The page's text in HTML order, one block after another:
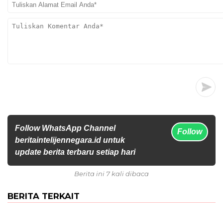
Follow WhatsApp Channel
beritaintelijennegara.id untuk
update berita terbaru setiap hari
Follow
Berita ini 7 kali dibaca
BERITA TERKAIT